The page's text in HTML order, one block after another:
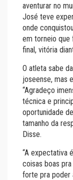
aventurar no
José teve
onde
em torneio que
final, vitória
O atleta sabe
joseense, mas
“Agradeço
técnica e
oportunidade
tamanho da
Disse.
“A expectativa
coisas boas
forte pra poder